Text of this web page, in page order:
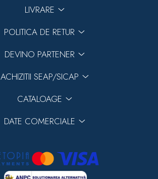
LIVRARE
POLITICA DE RETUR
DEVINO PARTENER
ACHIZITII SEAP/SICAP
CATALOAGE
DATE COMERCIALE